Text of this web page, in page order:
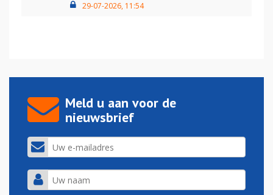
29-07-2026, 11:54
Meld u aan voor de
nieuwsbrief